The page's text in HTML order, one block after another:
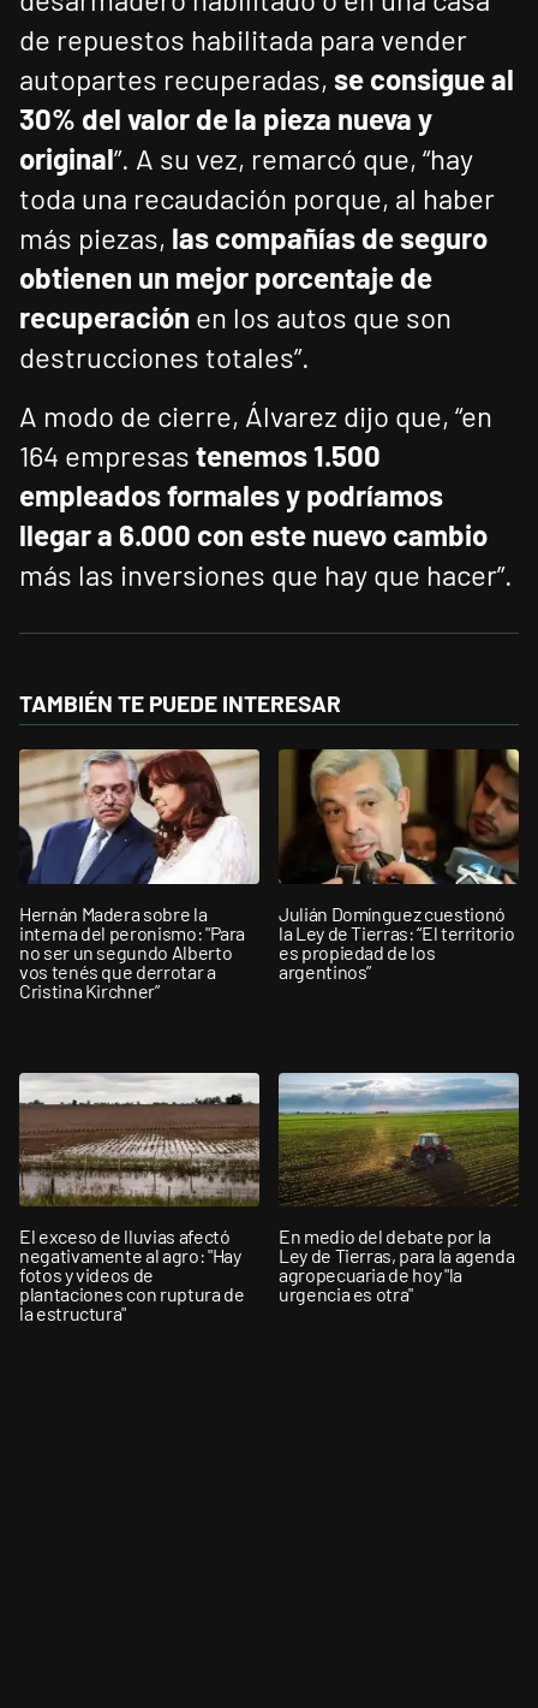
de repuestos habilitada para vender
autopartes recuperadas, se consigue al
30% del valor de la pieza nueva y
original”. A su vez, remarcó que, “hay
toda una recaudación porque, al haber
más piezas, las compañías de seguro
obtienen un mejor porcentaje de
recuperación en los autos que son
destrucciones totales”.
A modo de cierre, Álvarez dijo que, “en
164 empresas tenemos 1.500
empleados formales y podríamos
llegar a 6.000 con este nuevo cambio
más las inversiones que hay que hacer”.
TAMBIÉN TE PUEDE INTERESAR
Hernán Madera sobre la
interna del peronismo: "Para
no ser un segundo Alberto
vos tenés que derrotar a
Cristina Kirchner”
Julián Domínguez cuestionó
la Ley de Tierras: “El territorio
es propiedad de los
argentinos”
El exceso de lluvias afectó
negativamente al agro: "Hay
fotos y videos de
plantaciones con ruptura de
la estructura"
En medio del debate por la
Ley de Tierras, para la agenda
agropecuaria de hoy "la
urgencia es otra"